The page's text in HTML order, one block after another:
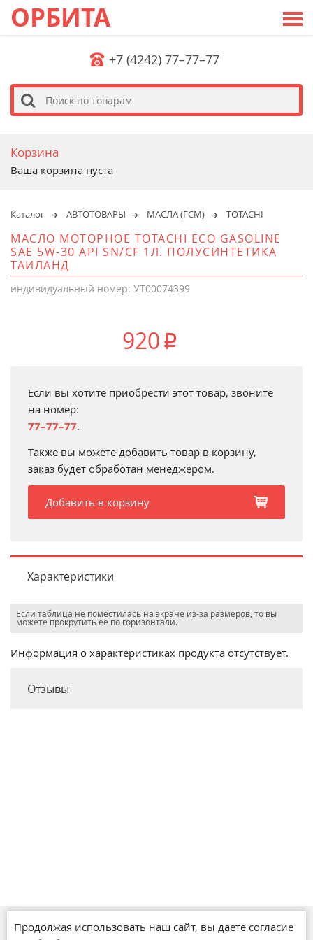
ОРБИТА
+7 (4242) 77–77–77
s
Корзина
Ваша корзина пуста
Каталог АВТОТОВАРЫ МАСЛА (ГСМ) TOTACHI
МАСЛО МОТОРНОЕ TOTACHI ECO GASOLINE
SAE 5W-30 API SN/CF 1Л. ПОЛУСИНТЕТИКА
ТАИЛАНД
индивидуальный номер: УТ00074399
920 p
Если вы хотите приобрести этот товар, звоните
на номер:
77–77–77.
Также вы можете добавить товар в корзину,
заказ будет обработан менеджером.
Добавить в корзину b
Характеристики
Если таблица не поместилась на экране из-за размеров, то вы
можете прокрутить ее по горизонтали.
Информация о характеристиках продукта отсутствует.
Отзывы
Магазины
Продолжая использовать наш сайт, вы даете согласие